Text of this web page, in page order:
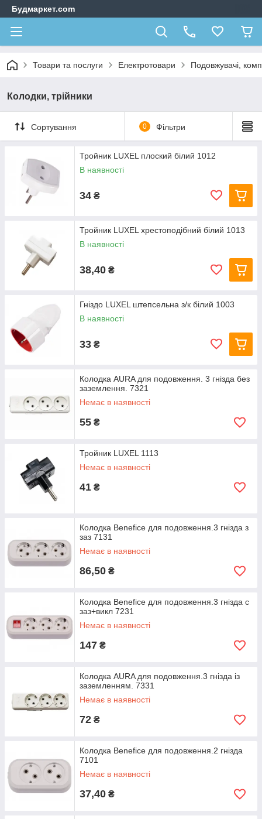
Будмаркет.com
Товари та послуги Електротовари Подовжувачі,
Колодки, трійники
Сортування 0 Фільтри
Тройник LUXEL плоский білий 1012
В наявності
34 ₴
Тройник LUXEL хрестоподібний білий 1013
В наявності
38,40 ₴
Гніздо LUXEL штепсельна з/к білий 1003
В наявності
33 ₴
Колодка AURA для подовження. 3 гнізда без
заземлення. 7321
Немає в наявності
55 ₴
Тройник LUXEL 1113
Немає в наявності
41 ₴
Колодка Benefice для подовження.3 гнізда з
заз 7131
Немає в наявності
86,50 ₴
Колодка Benefice для подовження.3 гнізда c
заз+викл 7231
Немає в наявності
147 ₴
Колодка AURA для подовження.3 гнізда із
заземленням. 7331
Немає в наявності
72 ₴
Колодка Benefice для подовження.2 гнізда
7101
Немає в наявності
37,40 ₴